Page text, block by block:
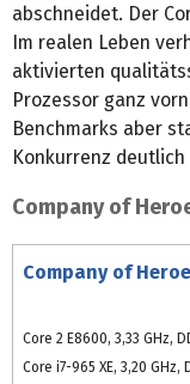
abschneidet. Der
Im realen Leben
aktivierten
Prozessor ganz
Benchmarks aber
Konkurrenz deutlich
Company of
Company of
Core 2 E8600, 3,33 GHz,
Core i7-965 XE, 3,20 GHz,